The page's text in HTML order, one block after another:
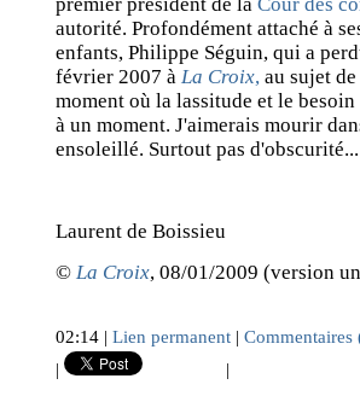
autorité. Profondément attaché à
enfants, Philippe Séguin, qui a
février 2007 à La Croix, au sujet
moment où la lassitude et le
à un moment. J'aimerais mourir
ensoleillé. Surtout pas
Laurent de Boissieu
© La Croix, 08/01/2009 (version
02:14 | Lien permanent | Commentaires
|
|